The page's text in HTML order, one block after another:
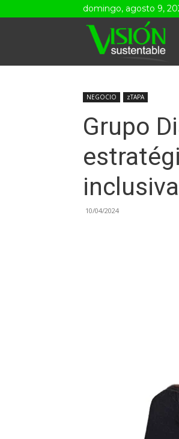
domingo, agosto 9,
NEGOCIO zTAPA
Grupo
inclusiva
10/04/2024